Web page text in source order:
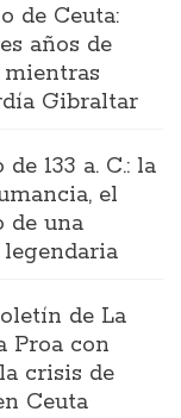
de Ceuta:
años de
Gibraltar
133 a. C.: la
el
de una
de La
Proa con
crisis de
Ceuta